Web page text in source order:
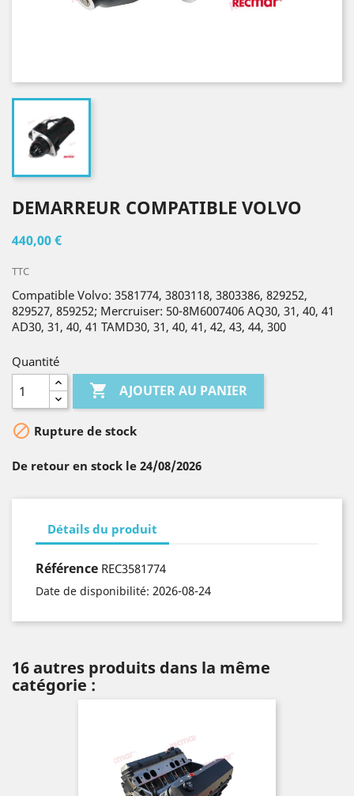
DEMARREUR COMPATIBLE VOLVO
440,00 €
TTC
Compatible Volvo: 3581774, 3803118, 3803386, 829252,
829527, 859252; Mercruiser: 50-8M6007406 AQ30, 31, 40, 41
AD30, 31, 40, 41 TAMD30, 31, 40, 41, 42, 43, 44, 300
Quantité
 AJOUTER AU PANIER
 Rupture de stock
De retour en stock le 24/08/2026
Détails du produit
Référence REC3581774
Date de disponibilité: 2026-08-24
16 autres produits dans la même
catégorie :